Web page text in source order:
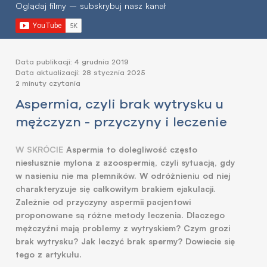
Oglądaj filmy – subskrybuj nasz kanał
Data publikacji: 4 grudnia 2019
Data aktualizacji: 28 stycznia 2025
2 minuty czytania
Aspermia, czyli brak wytrysku u
mężczyzn - przyczyny i leczenie
W SKRÓCIE Aspermia to dolegliwość często
niesłusznie mylona z azoospermią, czyli sytuacją, gdy
w nasieniu nie ma plemników. W odróżnieniu od niej
charakteryzuje się całkowitym brakiem ejakulacji.
Zależnie od przyczyny aspermii pacjentowi
proponowane są różne metody leczenia. Dlaczego
mężczyźni mają problemy z wytryskiem? Czym grozi
brak wytrysku? Jak leczyć brak spermy? Dowiecie się
tego z artykułu.